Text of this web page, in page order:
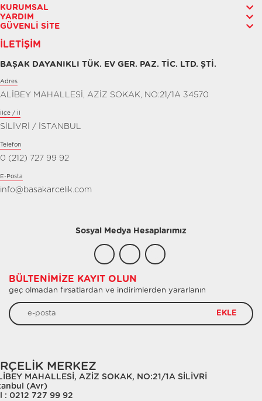
KURUMSAL
YARDIM
GÜVENLI SITE
İLETIŞIM
BAŞAK DAYANIKLI TÜK. EV GER. PAZ. TİC. LTD. ŞTİ.
Adres
ALİBEY MAHALLESİ, AZİZ SOKAK, NO:21/1A 34570
İlçe / İl
SİLİVRİ / İSTANBUL
Telefon
0 (212) 727 99 92
E-Posta
info@basakarcelik.com
Sosyal Medya Hesaplarımız
BÜLTENIMIZE KAYIT OLUN
geç olmadan fırsatlardan ve indirimlerden yararlanın
EKLE
MERKEZ
MAHALLESİ, AZİZ SOKAK, NO:21/1A SİLİVRİ
(Avr)
: 0212 727 99 92